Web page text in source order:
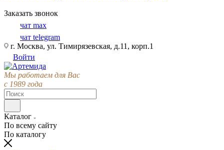
Заказать звонок
чат max
чат telegram
г. Москва, ул. Тимирязевская, д.11, корп.1
Войти
Мы работаем для Вас
с 1989 года
Каталог
По всему сайту
По каталогу